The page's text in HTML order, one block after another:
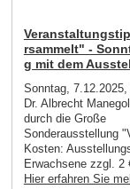
rsammelt" -
g mit dem
Sonntag,
Dr. Albrecht
durch die Große
Sonderausstellung
Kosten:
Erwachsene zzgl. 2
Hier erfahren Sie